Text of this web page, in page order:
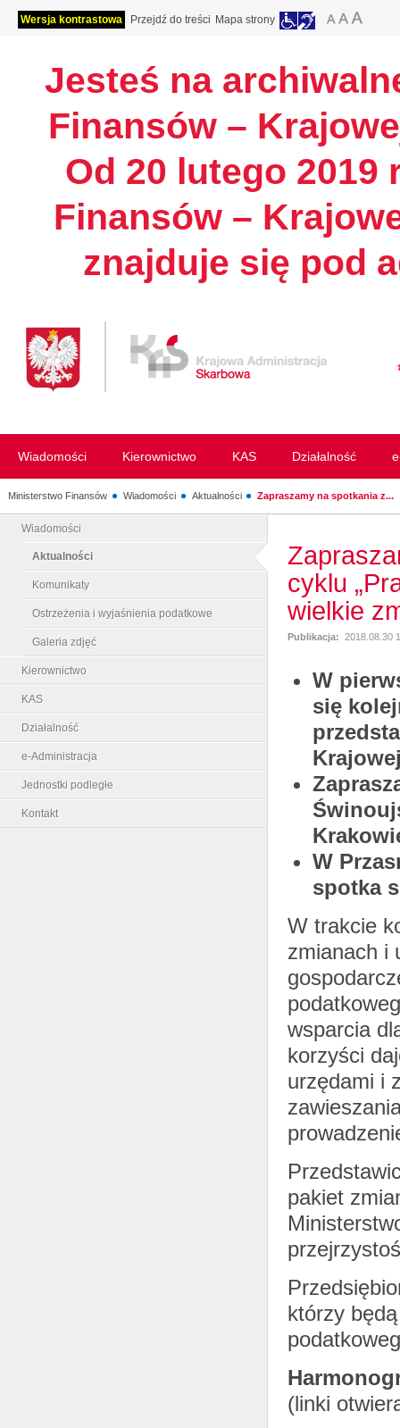
Wersja kontrastowa Przejdź do treści Mapa strony
Jesteś na
Finansów –
Od 20 lutego 2019
Finansów –
znajduje się pod
Wiadomości Kierownictwo KAS Działalność
Ministerstwo Finansów Wiadomości Aktualności Zapraszamy na spotkania z...
Wiadomości
Aktualności
Komunikaty
Ostrzeżenia i wyjaśnienia podatkowe
Galeria zdjęć
Kierownictwo
KAS
Działalność
e-Administracja
Jednostki podległe
Kontakt
cyklu
wielkie
Publikacja: 2018.08.30
W
się
W
spotka
W trakcie
zmianach i
wsparcia
korzyści
urzędami i
pakiet
którzy
(linki